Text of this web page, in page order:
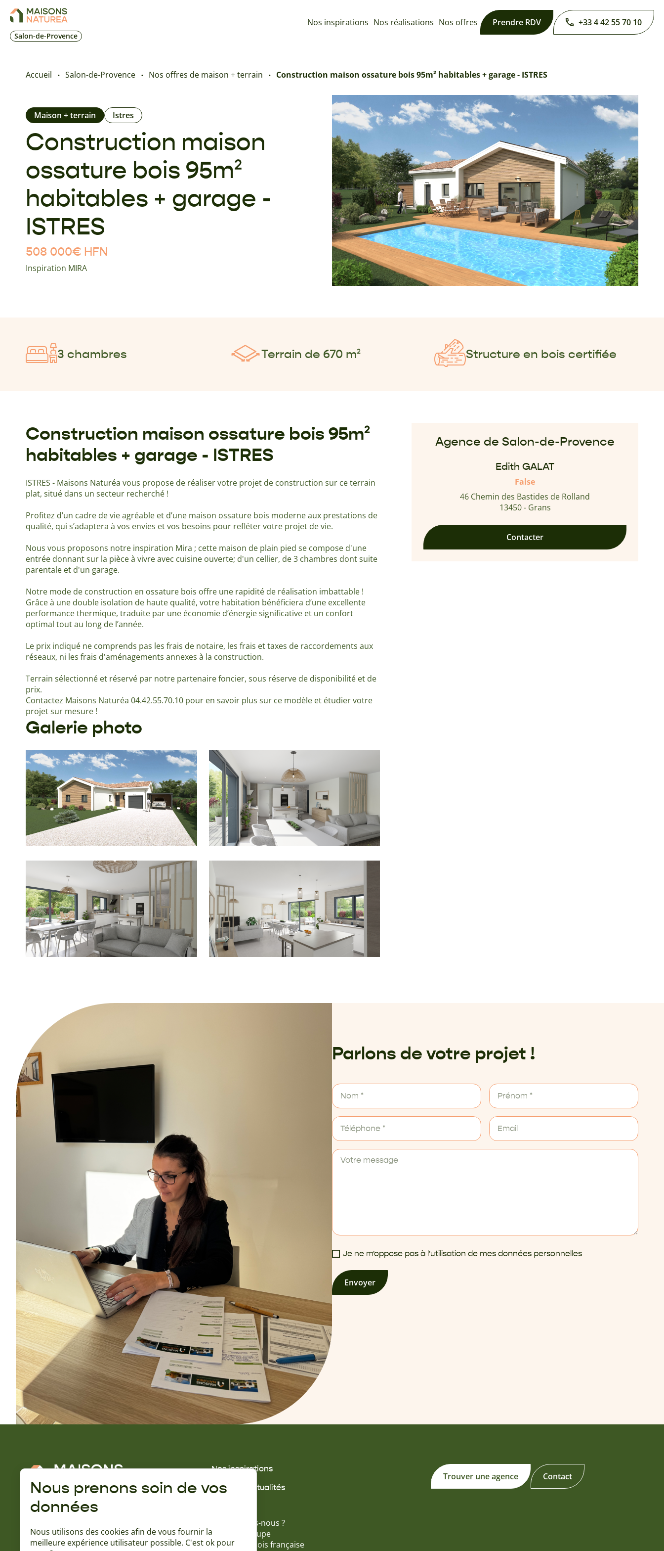
Salon-de-Provence
Nos inspirations Nos réalisations Nos offres Prendre RDV +33 4 42 55 70 10
Accueil Salon-de-Provence Nos offres de maison + terrain Construction maison ossature bois 95m² habitables + garage - ISTRES
Construction maison
ossature bois 95m²
habitables + garage -
ISTRES
Maison + terrain Istres
508 000€ HFN
Inspiration MIRA
3 chambres Terrain de 670 m² Structure en bois certifiée
Construction maison ossature bois 95m²
habitables + garage - ISTRES
ISTRES - Maisons Naturéa vous propose de réaliser votre projet de construction sur ce terrain
plat, situé dans un secteur recherché !
Profitez d’un cadre de vie agréable et d’une maison ossature bois moderne aux prestations de
qualité, qui s’adaptera à vos envies et vos besoins pour refléter votre projet de vie.
Nous vous proposons notre inspiration Mira ; cette maison de plain pied se compose d'une
entrée donnant sur la pièce à vivre avec cuisine ouverte; d'un cellier, de 3 chambres dont suite
parentale et d'un garage.
Notre mode de construction en ossature bois offre une rapidité de réalisation imbattable !
Grâce à une double isolation de haute qualité, votre habitation bénéficiera d’une excellente
performance thermique, traduite par une économie d’énergie significative et un confort
optimal tout au long de l’année.
Le prix indiqué ne comprends pas les frais de notaire, les frais et taxes de raccordements aux
réseaux, ni les frais d'aménagements annexes à la construction.
Terrain sélectionné et réservé par notre partenaire foncier, sous réserve de disponibilité et de
prix.
Contactez Maisons Naturéa 04.42.55.70.10 pour en savoir plus sur ce modèle et étudier votre
projet sur mesure !
Galerie photo
Agence de Salon-de-Provence
Edith GALAT
False
46 Chemin des Bastides de Rolland
13450 - Grans
Contacter
Parlons de votre projet !
Je ne m'oppose pas à l'utilisation de mes données personnelles
Envoyer
Rejoignez la communauté Naturéa :
Nos inspirations
Guides & actualités
Qui sommes-nous ?
Batinéo Groupe
L'ossature bois française
Trouver une agence Contact
Nous prenons soin de vos
données
Nous utilisons des cookies afin de vous fournir la
meilleure expérience utilisateur possible. C'est ok pour